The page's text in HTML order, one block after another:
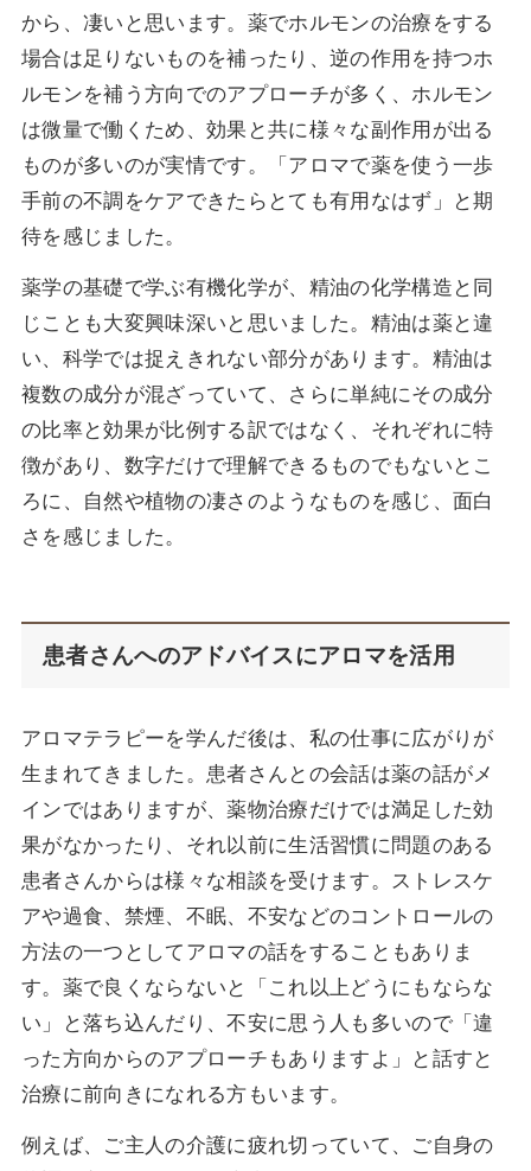
から、凄いと思います。薬でホルモンの治療をする
場合は足りないものを補ったり、逆の作用を持つホ
ルモンを補う方向でのアプローチが多く、ホルモン
は微量で働くため、効果と共に様々な副作用が出る
ものが多いのが実情です。「アロマで薬を使う一歩
手前の不調をケアできたらとても有用なはず」と期
待を感じました。
薬学の基礎で学ぶ有機化学が、精油の化学構造と同
じことも大変興味深いと思いました。精油は薬と違
い、科学では捉えきれない部分があります。精油は
複数の成分が混ざっていて、さらに単純にその成分
の比率と効果が比例する訳ではなく、それぞれに特
徴があり、数字だけで理解できるものでもないとこ
ろに、自然や植物の凄さのようなものを感じ、面白
さを感じました。
患者さんへのアドバイスにアロマを活用
アロマテラピーを学んだ後は、私の仕事に広がりが
生まれてきました。患者さんとの会話は薬の話がメ
インではありますが、薬物治療だけでは満足した効
果がなかったり、それ以前に生活習慣に問題のある
患者さんからは様々な相談を受けます。ストレスケ
アや過食、禁煙、不眠、不安などのコントロールの
方法の一つとしてアロマの話をすることもありま
す。薬で良くならないと「これ以上どうにもならな
い」と落ち込んだり、不安に思う人も多いので「違
った方向からのアプローチもありますよ」と話すと
治療に前向きになれる方もいます。
例えば、ご主人の介護に疲れ切っていて、ご自身の